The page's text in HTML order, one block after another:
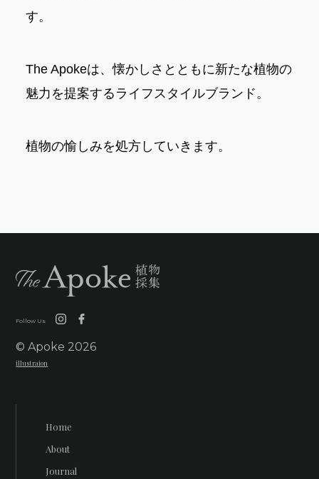
す。
The Apokeは、懐かしさとともに新たな植物の
魅力を提案するライフスタイルブランド。
植物の愉しみを処方していきます。
Follow Us
© Apoke 2026
illustraion
Home
About
Journal